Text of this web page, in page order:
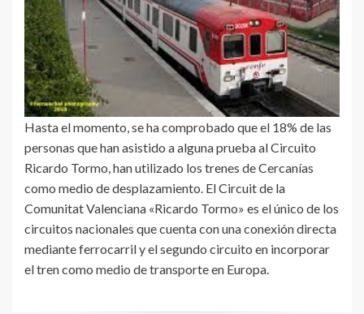
Hasta el momento, se ha comprobado que el 18% de las
personas que han asistido a alguna prueba al Circuito
Ricardo Tormo, han utilizado los trenes de Cercanías
como medio de desplazamiento. El Circuit de la
Comunitat Valenciana «Ricardo Tormo» es el único de los
circuitos nacionales que cuenta con una conexión directa
mediante ferrocarril y el segundo circuito en incorporar
el tren como medio de transporte en Europa.